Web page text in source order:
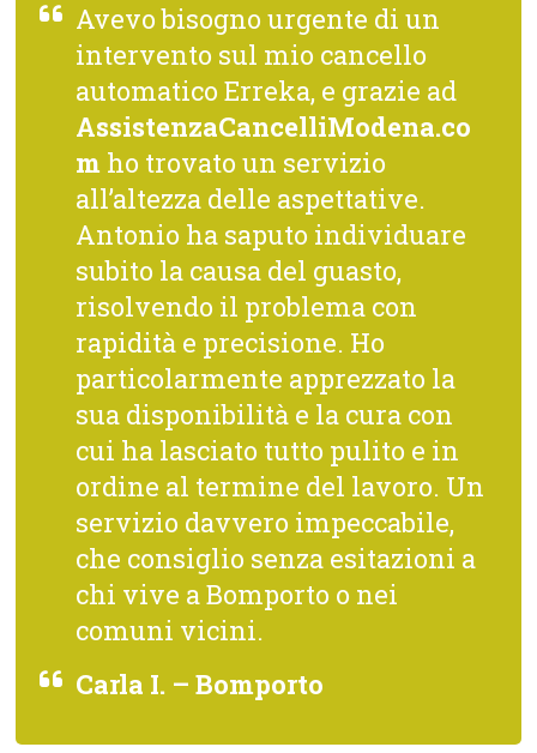
Avevo bisogno urgente di un
intervento sul mio cancello
automatico Erreka, e grazie ad
AssistenzaCancelliModena.co
m ho trovato un servizio
all’altezza delle aspettative.
Antonio ha saputo individuare
subito la causa del guasto,
risolvendo il problema con
rapidità e precisione. Ho
particolarmente apprezzato la
sua disponibilità e la cura con
cui ha lasciato tutto pulito e in
ordine al termine del lavoro. Un
servizio davvero impeccabile,
che consiglio senza esitazioni a
chi vive a Bomporto o nei
comuni vicini.
Carla I. – Bomporto